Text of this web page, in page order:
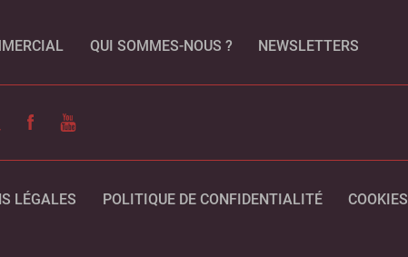
QUI SOMMES-NOUS ? NEWSLETTERS
FACEBOOK
YOUTUBE
LÉGALES POLITIQUE DE CONFIDENTIALITÉ COOKIES